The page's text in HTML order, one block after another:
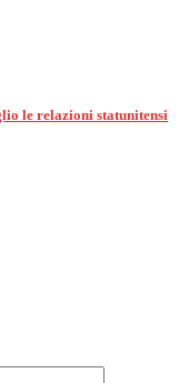
le relazioni statunitensi